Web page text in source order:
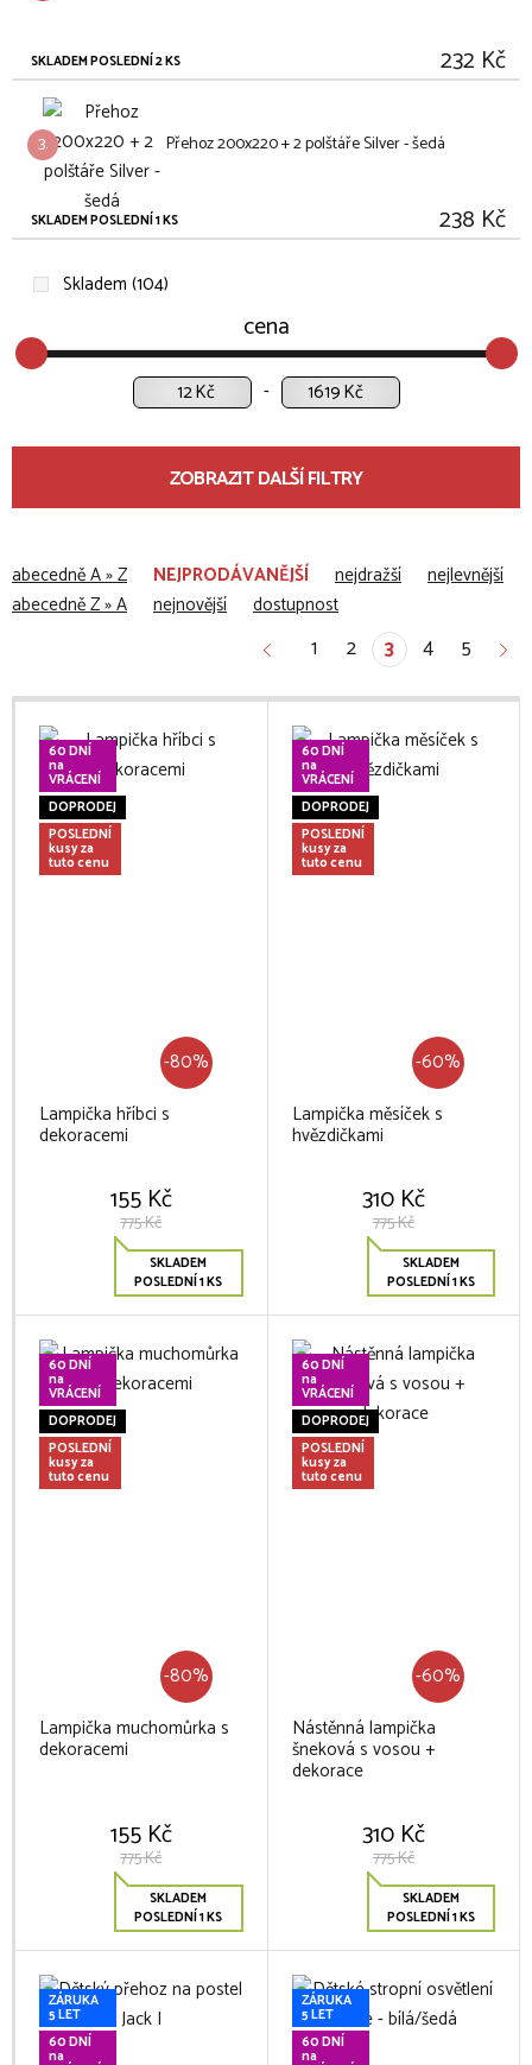
SKLADEM POSLEDNÍ 2 KS 232 Kč
3. Přehoz 200x220 + 2 polštáře Silver - šedá
SKLADEM POSLEDNÍ 1 KS 238 Kč
Skladem (104)
cena
Kč Kč
ZOBRAZIT DALŠÍ FILTRY
abecedně A » Z NEJPRODÁVANĚJŠÍ nejdražší
nejlevnější
abecedně Z » A
nejnovější dostupnost
1 2 3 4 5
60 DNÍ
na
VRÁCENÍ
DOPRODEJ
POSLEDNÍ
kusy za
tuto cenu
-80%
Lampička hříbci s
dekoracemi
155 Kč
775 Kč
SKLADEM
POSLEDNÍ 1 KS
60 DNÍ
na
VRÁCENÍ
DOPRODEJ
POSLEDNÍ
kusy za
tuto cenu
-60%
Lampička měsíček s
hvězdičkami
310 Kč
775 Kč
SKLADEM
POSLEDNÍ 1 KS
60 DNÍ
na
VRÁCENÍ
DOPRODEJ
POSLEDNÍ
kusy za
tuto cenu
-80%
Lampička muchomůrka s
dekoracemi
155 Kč
775 Kč
SKLADEM
POSLEDNÍ 1 KS
60 DNÍ
na
VRÁCENÍ
DOPRODEJ
POSLEDNÍ
kusy za
tuto cenu
-60%
Nástěnná lampička
šneková s vosou +
dekorace
310 Kč
775 Kč
SKLADEM
POSLEDNÍ 1 KS
ZÁRUKA
5 LET
60 DNÍ
na
ZÁRUKA
5 LET
60 DNÍ
na